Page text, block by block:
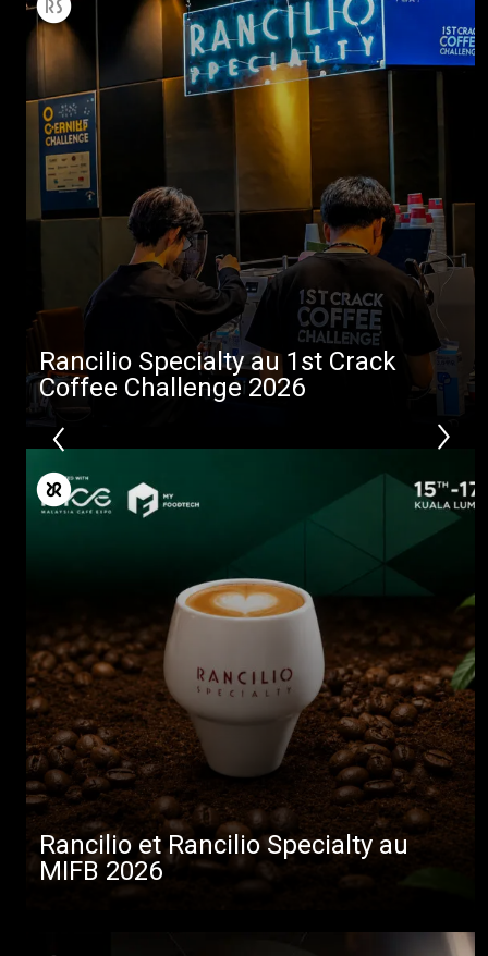
Rancilio Specialty au 1st Crack
Coffee Challenge 2026
Rancilio et Rancilio Specialty au
MIFB 2026
Produits
Nouvelles
Télécharger
Plus de